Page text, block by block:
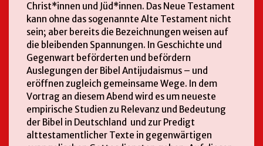
Christ*innen und Jüd*innen. Das Neue Testament
kann ohne das sogenannte Alte Testament nicht
sein; aber bereits die Bezeichnungen weisen auf
die bleibenden Spannungen. In Geschichte und
Gegenwart beförderten und befördern
Auslegungen der Bibel Antijudaismus – und
eröffnen zugleich gemeinsame Wege. In dem
Vortrag an diesem Abend wird es um neueste
empirische Studien zu Relevanz und Bedeutung
der Bibel in Deutschland und zur Predigt
alttestamentlicher Texte in gegenwärtigen